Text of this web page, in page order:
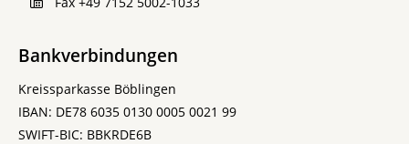
Bankverbindungen
Kreissparkasse Böblingen
IBAN: DE78 6035 0130 0005 0021 99
SWIFT-BIC: BBKRDE6B